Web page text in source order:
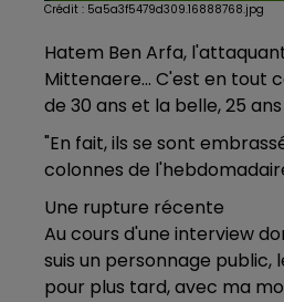
Crédit : 5a5a3f5479d309.16888768.jpg
Hatem Ben Arfa,
Mittenaere... C'est en tout
de 30 ans et la belle, 25
"En fait, ils se sont
colonnes de
Une rupture récente
Au cours d'une interview
suis un personnage public,
pour plus tard, avec ma